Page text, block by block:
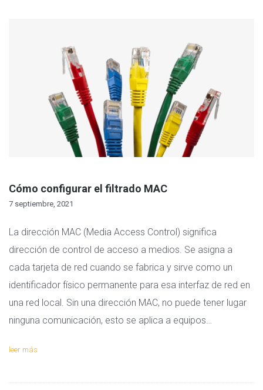
Cómo configurar el filtrado MAC
7 septiembre, 2021
La dirección MAC (Media Access Control) significa
dirección de control de acceso a medios. Se asigna a
cada tarjeta de red cuando se fabrica y sirve como un
identificador físico permanente para esa interfaz de red en
una red local. Sin una dirección MAC, no puede tener lugar
ninguna comunicación, esto se aplica a equipos…
leer más